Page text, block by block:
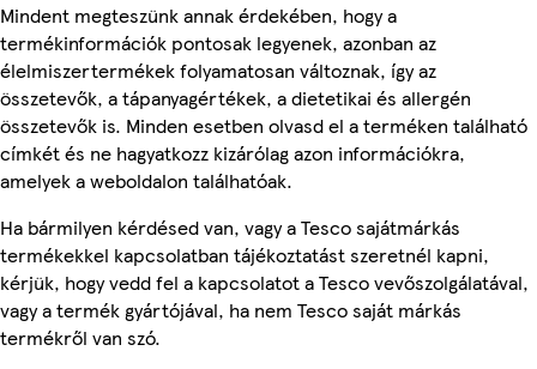
Mindent megteszünk annak érdekében, hogy a
termékinformációk pontosak legyenek, azonban az
élelmiszertermékek folyamatosan változnak, így az
összetevők, a tápanyagértékek, a dietetikai és allergén
összetevők is. Minden esetben olvasd el a terméken található
címkét és ne hagyatkozz kizárólag azon információkra,
amelyek a weboldalon találhatóak.
Ha bármilyen kérdésed van, vagy a Tesco sajátmárkás
termékekkel kapcsolatban tájékoztatást szeretnél kapni,
kérjük, hogy vedd fel a kapcsolatot a Tesco vevőszolgálatával,
vagy a termék gyártójával, ha nem Tesco saját márkás
termékről van szó.